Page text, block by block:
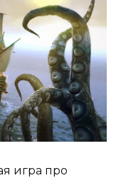
игра про